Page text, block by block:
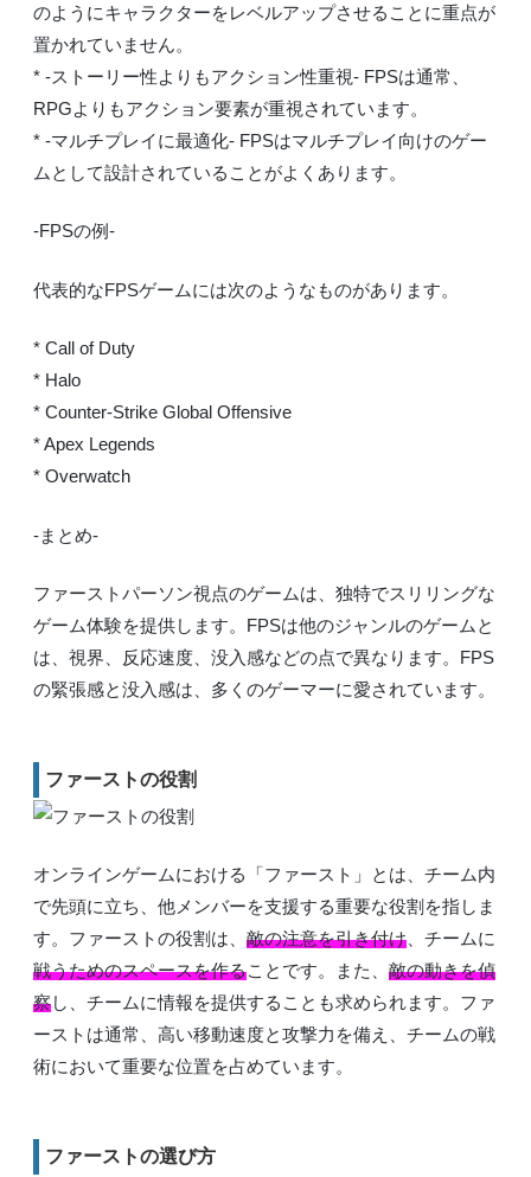
のようにキャラクターをレベルアップさせることに重点が
置かれていません。
* -ストーリー性よりもアクション性重視- FPSは通常、
RPGよりもアクション要素が重視されています。
* -マルチプレイに最適化- FPSはマルチプレイ向けのゲー
ムとして設計されていることがよくあります。
-FPSの例-
代表的なFPSゲームには次のようなものがあります。
* Call of Duty
* Halo
* Counter-Strike Global Offensive
* Apex Legends
* Overwatch
-まとめ-
ファーストパーソン視点のゲームは、独特でスリリングな
ゲーム体験を提供します。FPSは他のジャンルのゲームと
は、視界、反応速度、没入感などの点で異なります。FPS
の緊張感と没入感は、多くのゲーマーに愛されています。
ファーストの役割
オンラインゲームにおける「ファースト」とは、チーム内
で先頭に立ち、他メンバーを支援する重要な役割を指しま
す。ファーストの役割は、 敵の注意を引き付け 、チームに
戦うためのスペースを作ることです。また、 敵の動きを偵
察し、チームに情報を提供することも求められます。ファ
ーストは通常、高い移動速度と攻撃力を備え、チームの戦
術において重要な位置を占めています。
ファーストの選び方